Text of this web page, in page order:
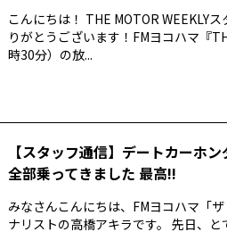
こんにちは！ THE MOTOR WEEKLY
りがとうございます！FMヨコハマ『
時30分）の放...
【スタッフ通信】デートカーホ
全部乗ってきました 最高!!
みなさんこんにちは、FMヨコハマ「
ナリストの高橋アキラです。 先日、